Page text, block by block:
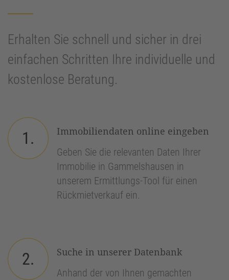
Erhalten Sie schnell und sicher in drei
einfachen Schritten Ihre individuelle und
kostenlose Beratung.
1.
Immobiliendaten online eingeben
Geben Sie die relevanten Daten Ihrer
Immobilie in Gammelshausen in
unserem Ermittlungs-Tool für einen
Rückmietverkauf ein.
2.
Suche in unserer Datenbank
Anhand der von Ihnen gemachten